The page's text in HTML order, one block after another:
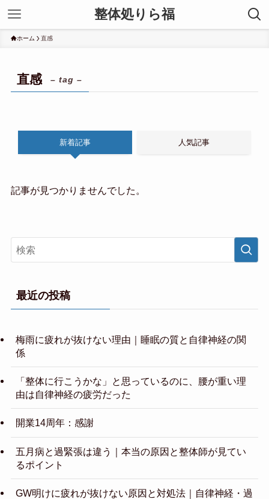
整体処りら福
ホーム 直感
直感 – tag –
新着記事 人気記事
記事が見つかりませんでした。
最近の投稿
梅雨に疲れが抜けない理由｜睡眠の質と自律神経の関
係
「整体に行こうかな」と思っているのに、腰が重い理
由は自律神経の疲労だった
開業14周年：感謝
五月病と過緊張は違う｜本当の原因と整体師が見てい
るポイント
GW明けに疲れが抜けない原因と対処法｜自律神経・過